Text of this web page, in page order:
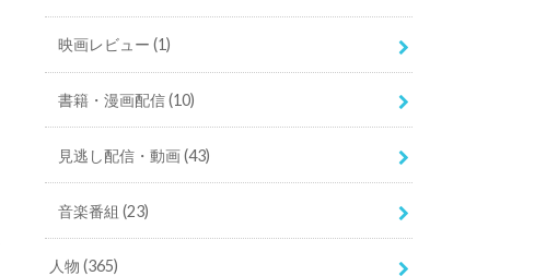
映画レビュー (1)
書籍・漫画配信(10)
見逃し配信・動画(43)
音楽番組 (23)
人物(365)